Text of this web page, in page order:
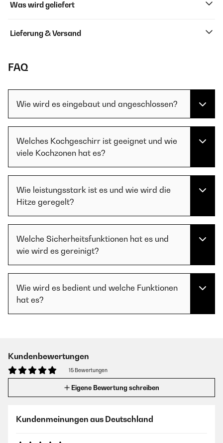
Was wird geliefert
Lieferung & Versand
FAQ
Wie wird es eingebaut und angeschlossen?
Welches Kochgeschirr ist geeignet und wie
viele Kochzonen hat es?
Wie leistungsstark ist es und wie wird die
Hitze geregelt?
Welche Sicherheitsfunktionen hat es und
wie wird es gereinigt?
Wie wird es bedient und welche Funktionen
hat es?
Kundenbewertungen
15 Bewertungen
Eigene Bewertung schreiben
Kundenmeinungen aus Deutschland